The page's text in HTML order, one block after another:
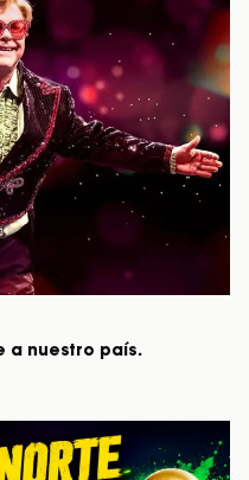
a nuestro país.